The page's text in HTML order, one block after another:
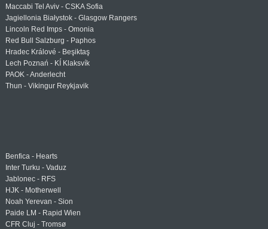
Maccabi Tel Aviv - CSKA Sofia
Jagiellonia Białystok - Glasgow Rangers
Lincoln Red Imps - Omonia
Red Bull Salzburg - Paphos
Hradec Králové - Beşiktaş
Lech Poznań - KÍ Klaksvík
PAOK - Anderlecht
Thun - Vikingur Reykjavik
Benfica - Hearts
Inter Turku - Vaduz
Jablonec - RFS
HJK - Motherwell
Noah Yerevan - Sion
Paide LM - Rapid Wien
CFR Cluj - Tromsø